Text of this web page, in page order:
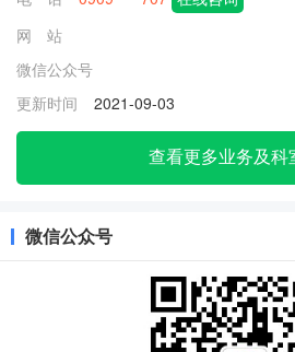
网 站
微信公众号
更新时间
2021-09-03
查看更多业务及科
微信公众号